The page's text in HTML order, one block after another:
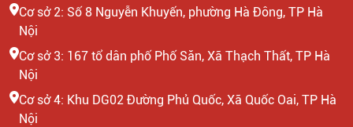
Cơ sở 2: Số 8 Nguyễn Khuyến, phường Hà Đông, TP Hà
Nội
Cơ sở 3: 167 tổ dân phố Phố Săn, Xã Thạch Thất, TP Hà
Nội
Cơ sở 4: Khu DG02 Đường Phủ Quốc, Xã Quốc Oai, TP Hà
Nội